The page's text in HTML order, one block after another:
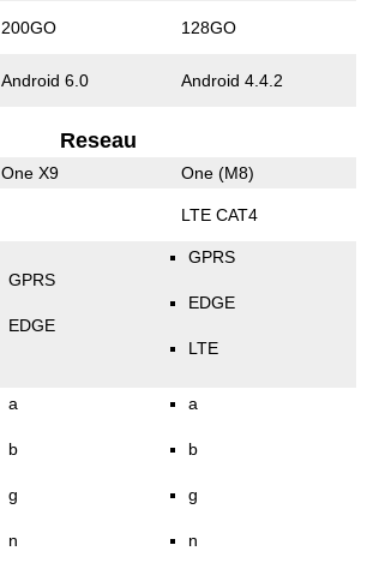
200GO 128GO
Android 6.0 Android 4.4.2
Reseau
One X9 One (M8)
LTE CAT4
GPRS
EDGE
GPRS
EDGE
LTE
a
b
g
n
a
b
g
n